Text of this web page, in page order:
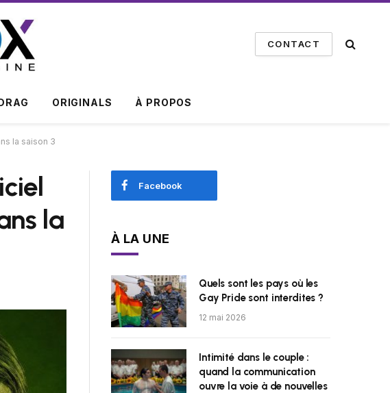
CONTACT
ORIGINALS À PROPOS
la saison 3
la
Facebook
À LA UNE
Quels sont les pays où les
Gay Pride sont interdites ?
12 mai 2026
Intimité dans le couple :
quand la communication
ouvre la voie à de nouvelles